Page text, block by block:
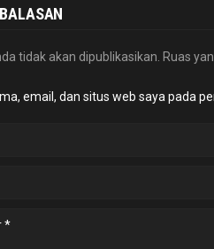
tidak akan dipublikasikan. Ruas
email, dan situs web saya pada